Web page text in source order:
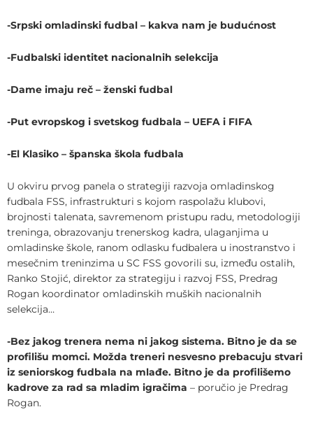
-Srpski omladinski fudbal – kakva nam je budućnost
-Fudbalski identitet nacionalnih selekcija
-Dame imaju reč – ženski fudbal
-Put evropskog i svetskog fudbala – UEFA i FIFA
-El Klasiko – španska škola fudbala
U okviru prvog panela o strategiji razvoja omladinskog
fudbala FSS, infrastrukturi s kojom raspolažu klubovi,
brojnosti talenata, savremenom pristupu radu, metodologiji
treninga, obrazovanju trenerskog kadra, ulaganjima u
omladinske škole, ranom odlasku fudbalera u inostranstvo i
mesečnim treninzima u SC FSS govorili su, između ostalih,
Ranko Stojić, direktor za strategiju i razvoj FSS, Predrag
Rogan koordinator omladinskih muških nacionalnih
selekcija…
-Bez jakog trenera nema ni jakog sistema. Bitno je da se
profilišu momci. Možda treneri nesvesno prebacuju stvari
iz seniorskog fudbala na mlađe. Bitno je da profilišemo
kadrove za rad sa mladim igračima – poručio je Predrag
Rogan.